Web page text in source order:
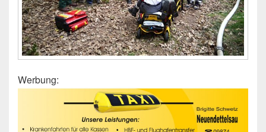
Werbung: